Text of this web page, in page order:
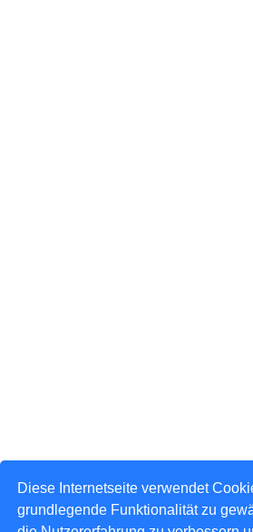
Diese Internetseite verwendet
grundlegende Funktionalität zu